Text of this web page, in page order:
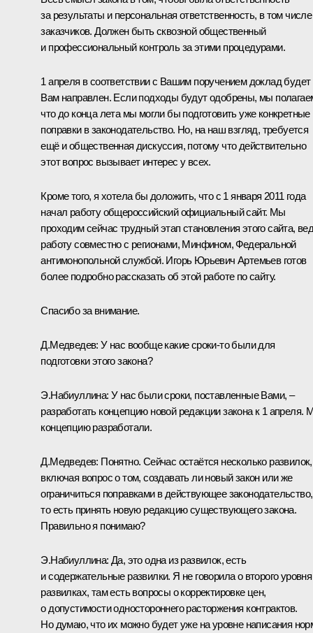
за результаты и персональная ответственность, в том числе
заказчиков. Должен быть сквозной общественный
и профессиональный контроль за этими процедурами.
1 апреля в соответствии с Вашим поручением доклад будет
Вам направлен. Если подходы будут одобрены, мы
что до конца лета мы могли бы подготовить уже конкретные
поправки в законодательство. Но, на наш взгляд, требуется
ещё и общественная дискуссия, потому что действительно
этот вопрос вызывает интерес у всех.
Кроме того, я хотела бы доложить, что с 1 января 2011 года
начал работу общероссийский официальный сайт. Мы
проходим сейчас трудный этап становления этого сайта,
работу совместно с регионами, Минфином, Федеральной
антимонопольной службой. Игорь Юрьевич Артемьев готов
более подробно рассказать об этой работе по сайту.
Спасибо за внимание.
Д.Медведев:У нас вообще какие сроки‑то были для
подготовки этого закона?
Э.Набиуллина: У нас были сроки, поставленные Вами, –
разработать концепцию новой редакции закона к 1 апреля.
концепцию разработали.
Д.Медведев: Понятно. Сейчас остаётся несколько развилок,
включая вопрос о том, создавать ли новый закон или же
ограничиться поправками в действующее законодательство,
то есть принять новую редакцию существующего закона.
Правильно я понимаю?
Э.Набиуллина: Да, это одна из развилок, есть
и содержательные развилки. Я не говорила о второго уровня
развилках, там есть вопросы о корректировке цен,
о допустимости одностороннего расторжения контрактов.
Но думаю, что их можно будет уже на уровне написания